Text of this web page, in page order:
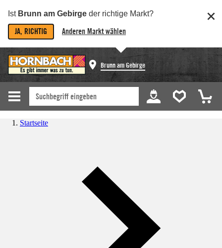
Ist Brunn am Gebirge der richtige Markt?
JA, RICHTIG Anderen Markt wählen
Brunn am Gebirge
Startseite